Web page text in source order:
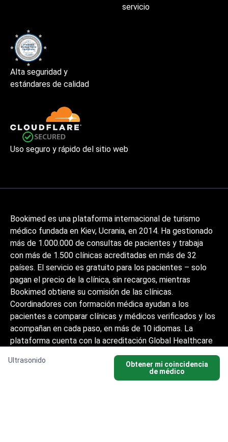
Ultrasonido
Obtener mi coincidencia
de médico
servicio
Alta seguridad y
estándares de calidad
Uso seguro y rápido del sitio web
Bookimed es una plataforma internacional de turismo
médico fundada en Kiev, Ucrania, en 2014. Ha gestionado
más de 1.000.000 de consultas de pacientes y trabaja
con más de 1.500 clínicas acreditadas en más de 32
países. El servicio es gratuito para los pacientes – solo
pagan el precio de la clínica, sin recargos, mientras
Bookimed obtiene su comisión de las clínicas.
Coordinadores con formación médica ayudan a los
pacientes a comparar clínicas y médicos verificados y los
acompañan en cada paso, en más de 10 idiomas. La
plataforma cuenta con la acreditación Global Healthcare
Accreditation, y anteriormente estuvo certificada por
Temos (2024–2025). Tiene una valoración de 4,6 en
Trustpilot y 4,4 en Google Reviews.